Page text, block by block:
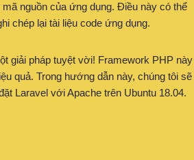
nguồn của ứng dụng. Điều này có thể
chép lại tài liệu code ứng dụng.
giải pháp tuyệt vời! Framework PHP này
quả. Trong hướng dẫn này, chúng tôi sẽ
Laravel với Apache trên Ubuntu 18.04.